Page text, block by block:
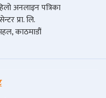
अनलाइन पत्रिका
प्रा. लि.
काठमाडौं